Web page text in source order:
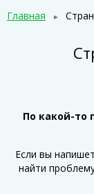
Главная
По какой-то
Если вы
найти